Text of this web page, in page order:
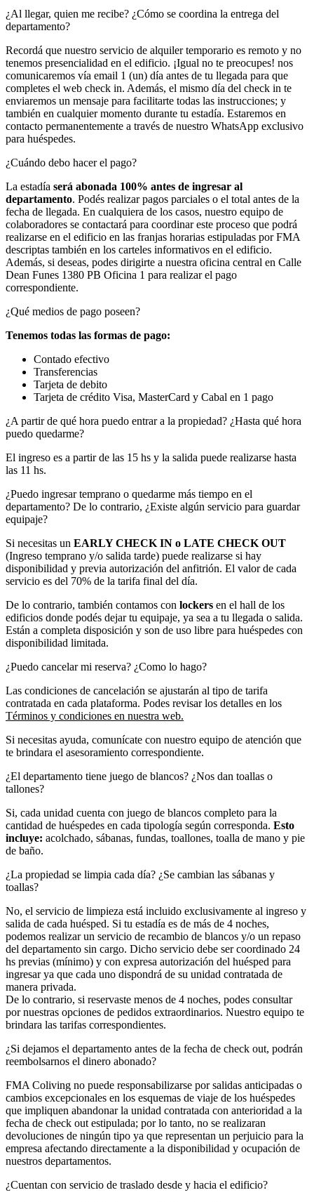
¿Al llegar, quien me recibe? ¿Cómo se coordina la entrega del
departamento?
Recordá que nuestro servicio de alquiler temporario es remoto y no
tenemos presencialidad en el edificio. ¡Igual no te preocupes! nos
comunicaremos vía email 1 (un) día antes de tu llegada para que
completes el web check in. Además, el mismo día del check in te
enviaremos un mensaje para facilitarte todas las instrucciones; y
también en cualquier momento durante tu estadía. Estaremos en
contacto permanentemente a través de nuestro WhatsApp exclusivo
para huéspedes.
¿Cuándo debo hacer el pago?
La estadía será abonada 100% antes de ingresar al
departamento. Podés realizar pagos parciales o el total antes de la
fecha de llegada. En cualquiera de los casos, nuestro equipo de
colaboradores se contactará para coordinar este proceso que podrá
realizarse en el edificio en las franjas horarias estipuladas por FMA
descriptas también en los carteles informativos en el edificio.
Además, si deseas, podes dirigirte a nuestra oficina central en Calle
Dean Funes 1380 PB Oficina 1 para realizar el pago
correspondiente.
¿Qué medios de pago poseen?
Tenemos todas las formas de pago:
Contado efectivo
Transferencias
Tarjeta de debito
Tarjeta de crédito Visa, MasterCard y Cabal en 1 pago
¿A partir de qué hora puedo entrar a la propiedad? ¿Hasta qué hora
puedo quedarme?
El ingreso es a partir de las 15 hs y la salida puede realizarse hasta
las 11 hs.
¿Puedo ingresar temprano o quedarme más tiempo en el
departamento? De lo contrario, ¿Existe algún servicio para guardar
equipaje?
Si necesitas un EARLY CHECK IN o LATE CHECK OUT
(Ingreso temprano y/o salida tarde) puede realizarse si hay
disponibilidad y previa autorización del anfitrión. El valor de cada
servicio es del 70% de la tarifa final del día.
De lo contrario, también contamos con lockers en el hall de los
edificios donde podés dejar tu equipaje, ya sea a tu llegada o salida.
Están a completa disposición y son de uso libre para huéspedes con
disponibilidad limitada.
¿Puedo cancelar mi reserva? ¿Como lo hago?
Las condiciones de cancelación se ajustarán al tipo de tarifa
contratada en cada plataforma. Podes revisar los detalles en los
Términos y condiciones en nuestra web.
Si necesitas ayuda, comunícate con nuestro equipo de atención que
te brindara el asesoramiento correspondiente.
¿El departamento tiene juego de blancos? ¿Nos dan toallas o
tallones?
Si, cada unidad cuenta con juego de blancos completo para la
cantidad de huéspedes en cada tipología según corresponda. Esto
incluye: acolchado, sábanas, fundas, toallones, toalla de mano y pie
de baño.
¿La propiedad se limpia cada día? ¿Se cambian las sábanas y
toallas?
No, el servicio de limpieza está incluido exclusivamente al ingreso y
salida de cada huésped. Si tu estadía es de más de 4 noches,
podemos realizar un servicio de recambio de blancos y/o un repaso
del departamento sin cargo. Dicho servicio debe ser coordinado 24
hs previas (mínimo) y con expresa autorización del huésped para
ingresar ya que cada uno dispondrá de su unidad contratada de
manera privada.
De lo contrario, si reservaste menos de 4 noches, podes consultar
por nuestras opciones de pedidos extraordinarios. Nuestro equipo te
brindara las tarifas correspondientes.
¿Si dejamos el departamento antes de la fecha de check out, podrán
reembolsarnos el dinero abonado?
FMA Coliving no puede responsabilizarse por salidas anticipadas o
cambios excepcionales en los esquemas de viaje de los huéspedes
que impliquen abandonar la unidad contratada con anterioridad a la
fecha de check out estipulada; por lo tanto, no se realizaran
devoluciones de ningún tipo ya que representan un perjuicio para la
empresa afectando directamente a la disponibilidad y ocupación de
nuestros departamentos.
¿Cuentan con servicio de traslado desde y hacia el edificio?